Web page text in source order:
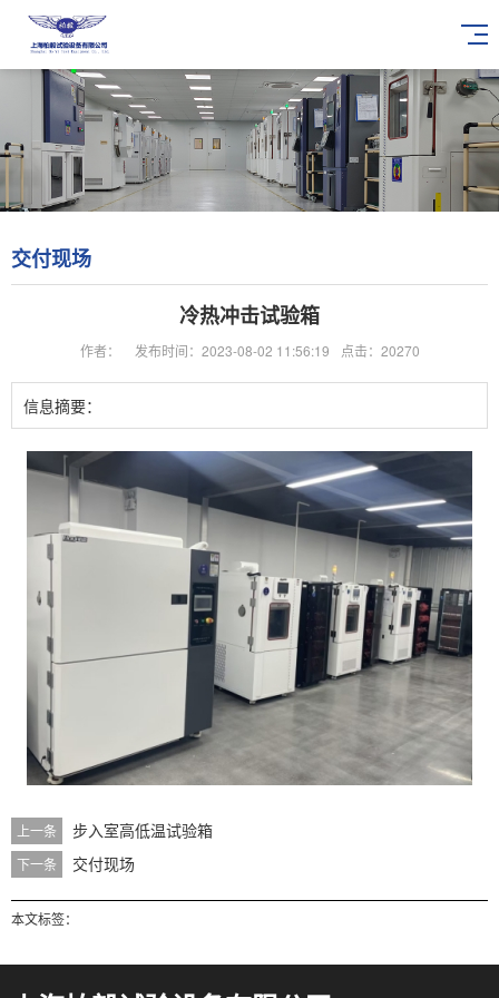
交付现场
冷热冲击试验箱
作者： 发布时间：2023-08-02 11:56:19 点击：20270
信息摘要：
上一条 步入室高低温试验箱
下一条 交付现场
本文标签：